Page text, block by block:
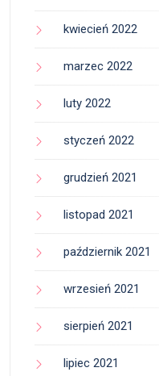
kwiecień 2022
marzec 2022
luty 2022
styczeń 2022
grudzień 2021
listopad 2021
październik 2021
wrzesień 2021
sierpień 2021
lipiec 2021